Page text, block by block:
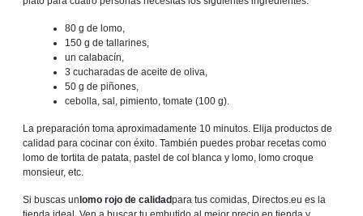
80 g de lomo,
150 g de tallarines,
un calabacín,
3 cucharadas de aceite de oliva,
50 g de piñones,
cebolla, sal, pimiento, tomate (100 g).
La preparación toma aproximadamente 10 minutos. Elija productos de
calidad para cocinar con éxito. También puedes probar recetas como
lomo de tortita de patata, pastel de col blanca y lomo, lomo croque
monsieur, etc.
Si buscas unlomo rojo de calidadpara tus comidas, Directos.eu es la